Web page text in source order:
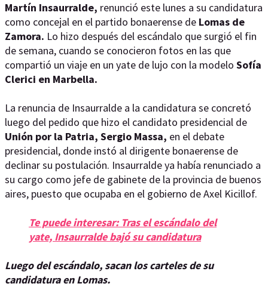
Martín Insaurralde, renunció este lunes a su candidatura
como concejal en el partido bonaerense de Lomas de
Zamora. Lo hizo después del escándalo que surgió el fin
de semana, cuando se conocieron fotos en las que
compartió un viaje en un yate de lujo con la modelo Sofía
Clerici en Marbella.
La renuncia de Insaurralde a la candidatura se concretó
luego del pedido que hizo el candidato presidencial de
Unión por la Patria, Sergio Massa, en el debate
presidencial, donde instó al dirigente bonaerense de
declinar su postulación. Insaurralde ya había renunciado a
su cargo como jefe de gabinete de la provincia de buenos
aires, puesto que ocupaba en el gobierno de Axel Kicillof.
Te puede interesar: Tras el escándalo del
yate, Insaurralde bajó su candidatura
Luego del escándalo, sacan los carteles de su
candidatura en Lomas.